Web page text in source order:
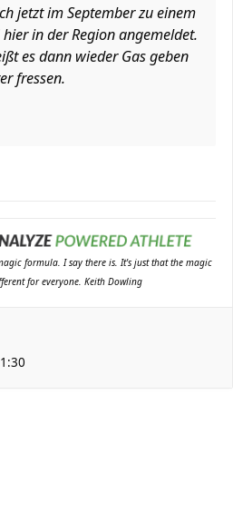
jetzt im September zu einem
in der Region angemeldet.
es dann wieder Gas geben
fressen.
formula. I say there is. It's just that the magic
for everyone. Keith Dowling